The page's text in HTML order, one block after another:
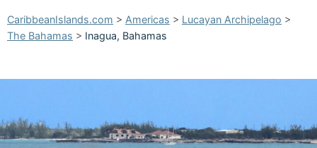
CaribbeanIslands.com > Americas > Lucayan Archipelago >
The Bahamas > Inagua, Bahamas